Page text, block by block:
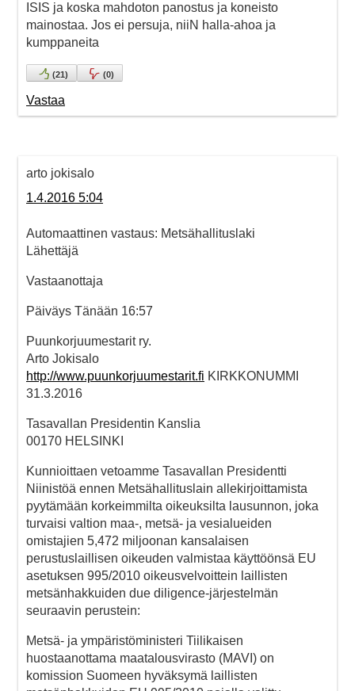
ISIS ja koska mahdoton panostus ja koneisto
mainostaa. Jos ei persuja, niiN halla-ahoa ja
kumppaneita
(21) (0)
Vastaa
arto jokisalo
1.4.2016 5:04
Automaattinen vastaus: Metsähallituslaki
Lähettäjä
Vastaanottaja
Päiväys Tänään 16:57
Puunkorjuumestarit ry.
Arto Jokisalo
http://www.puunkorjuumestarit.fi KIRKKONUMMI
31.3.2016
Tasavallan Presidentin Kanslia
00170 HELSINKI
Kunnioittaen vetoamme Tasavallan Presidentti
Niinistöä ennen Metsähallituslain allekirjoittamista
pyytämään korkeimmilta oikeuksilta lausunnon, joka
turvaisi valtion maa-, metsä- ja vesialueiden
omistajien 5,472 miljoonan kansalaisen
perustuslaillisen oikeuden valmistaa käyttöönsä EU
asetuksen 995/2010 oikeusvelvoittein laillisten
metsänhakkuiden due diligence-järjestelmän
seuraavin perustein:
Metsä- ja ympäristöministeri Tiilikaisen
huostaanottama maatalousvirasto (MAVI) on
komission Suomeen hyväksymä laillisten